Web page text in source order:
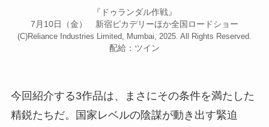
『ドゥランダル作戦』
7月10日（金） 新宿ピカデリーほか全国ロードショー
(C)Reliance Industries Limited, Mumbai, 2025. All Rights Reserved.
配給：ツイン
今回紹介する3作品は、まさにその条件を満たした
精鋭たちだ。国家レベルの陰謀が動き出す緊迫